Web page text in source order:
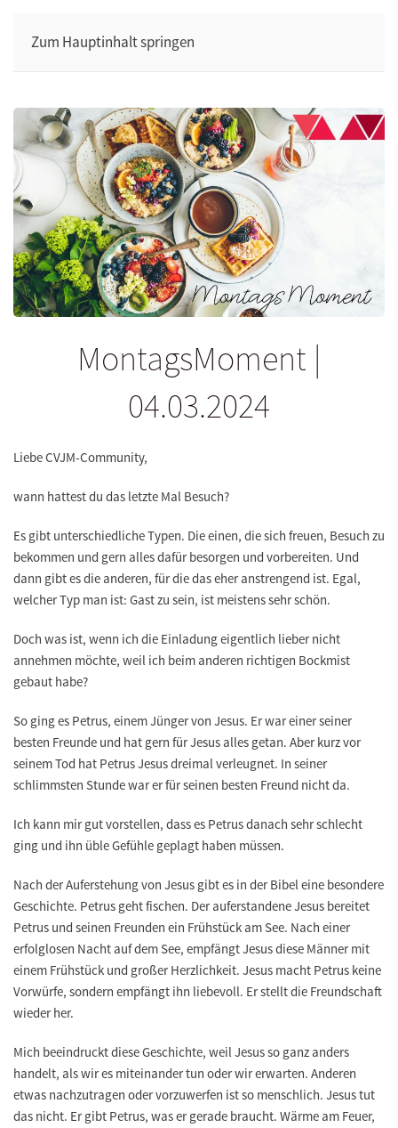
Zum Hauptinhalt springen
MontagsMoment |
04.03.2024
Liebe CVJM-Community,
wann hattest du das letzte Mal Besuch?
Es gibt unterschiedliche Typen. Die einen, die sich freuen, Besuch zu
bekommen und gern alles dafür besorgen und vorbereiten. Und
dann gibt es die anderen, für die das eher anstrengend ist. Egal,
welcher Typ man ist: Gast zu sein, ist meistens sehr schön.
Doch was ist, wenn ich die Einladung eigentlich lieber nicht
annehmen möchte, weil ich beim anderen richtigen Bockmist
gebaut habe?
So ging es Petrus, einem Jünger von Jesus. Er war einer seiner
besten Freunde und hat gern für Jesus alles getan. Aber kurz vor
seinem Tod hat Petrus Jesus dreimal verleugnet. In seiner
schlimmsten Stunde war er für seinen besten Freund nicht da.
Ich kann mir gut vorstellen, dass es Petrus danach sehr schlecht
ging und ihn üble Gefühle geplagt haben müssen.
Nach der Auferstehung von Jesus gibt es in der Bibel eine besondere
Geschichte. Petrus geht fischen. Der auferstandene Jesus bereitet
Petrus und seinen Freunden ein Frühstück am See. Nach einer
erfolglosen Nacht auf dem See, empfängt Jesus diese Männer mit
einem Frühstück und großer Herzlichkeit. Jesus macht Petrus keine
Vorwürfe, sondern empfängt ihn liebevoll. Er stellt die Freundschaft
wieder her.
Mich beeindruckt diese Geschichte, weil Jesus so ganz anders
handelt, als wir es miteinander tun oder wir erwarten. Anderen
etwas nachzutragen oder vorzuwerfen ist so menschlich. Jesus tut
das nicht. Er gibt Petrus, was er gerade braucht. Wärme am Feuer,